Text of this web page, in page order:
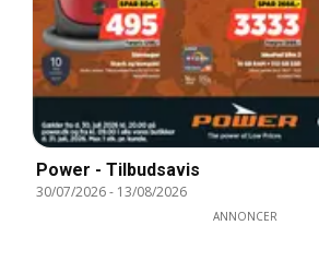
Power - Tilbudsavis
30/07/2026- 13/08/2026
ANNONCER